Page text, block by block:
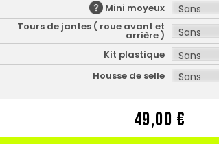
Mini moyeux
Tours de jantes ( roue avant et
arrière )
Kit plastique
Housse de selle
49,00 €